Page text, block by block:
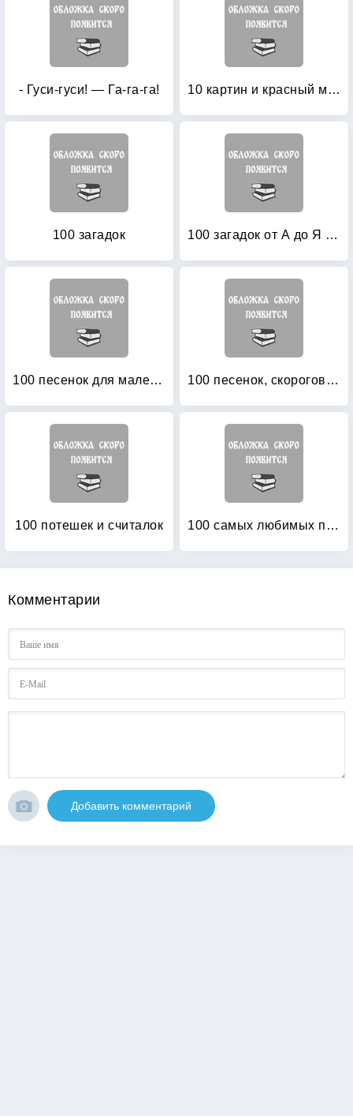
- Гуси-гуси! — Га-га-га! 10 картин и красный мяч
100 загадок 100 загадок от А до Я для детей 7-9 лет
100 песенок для маленьких 100 песенок, скороговорок и потешек для малышей
100 потешек и считалок 100 самых любимых песенок Матушки Гусыни
Комментарии